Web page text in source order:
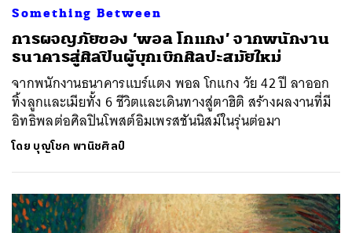
Something Between
การผจญภัยของ ‘พอล โกแกง’ จากพนักงาน
ธนาคารสู่ศิลปินผู้บุกเบิกศิลปะสมัยใหม่
จากพนักงานธนาคารแบร์แตง พอล โกแกง วัย 42 ปี ลาออก
ทิ้งลูกและเมียทั้ง 6 ชีวิตและเดินทางสู่ตาฮิติ สร้างผลงานที่มี
อิทธิพลต่อศิลปินโพสต์อิมเพรสชันนิสม์ในรุ่นต่อมา
โดย บุญโชค พานิชศิลป์
SHARE TWEET LINE EMAIL